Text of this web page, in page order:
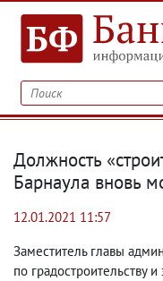
Должность
Барнаула вновь
12.01.2021 11:57
Заместитель главы
по